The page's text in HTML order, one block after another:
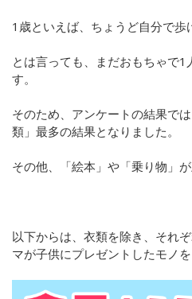
1歳といえば、ちょうど自分で歩
とは言っても、まだおもちゃで
す。
そのため、アンケートの結果で
類」最多の結果となりました。
その他、「絵本」や「乗り物」が
以下からは、衣類を除き、それ
マが子供にプレゼントしたモノ